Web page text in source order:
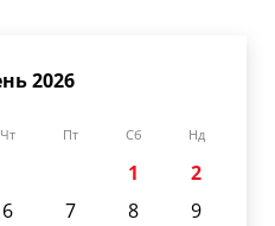
2026
Чт Пт Сб Нд
1
2
6 7 8
9